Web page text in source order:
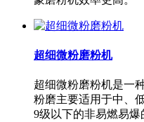
超细微粉磨粉机
超细微粉磨粉机是一
粉磨主要适用于中、
9级以下的非易燃易